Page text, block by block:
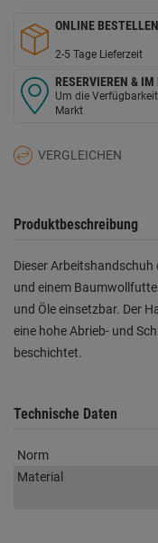
ONLINE
2-5 Tage Lieferzeit
RESERVIEREN &
Um die
Markt
VERGLEICHEN
Produktbeschreibung
Dieser
und einem
und Öle einsetzbar. Der
eine hohe Abrieb- und
beschichtet.
Technische Daten
Norm
Material